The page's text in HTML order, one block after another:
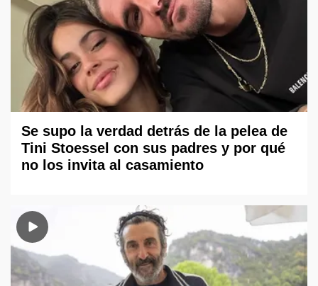
Se supo la verdad detrás de la pelea de
Tini Stoessel con sus padres y por qué
no los invita al casamiento